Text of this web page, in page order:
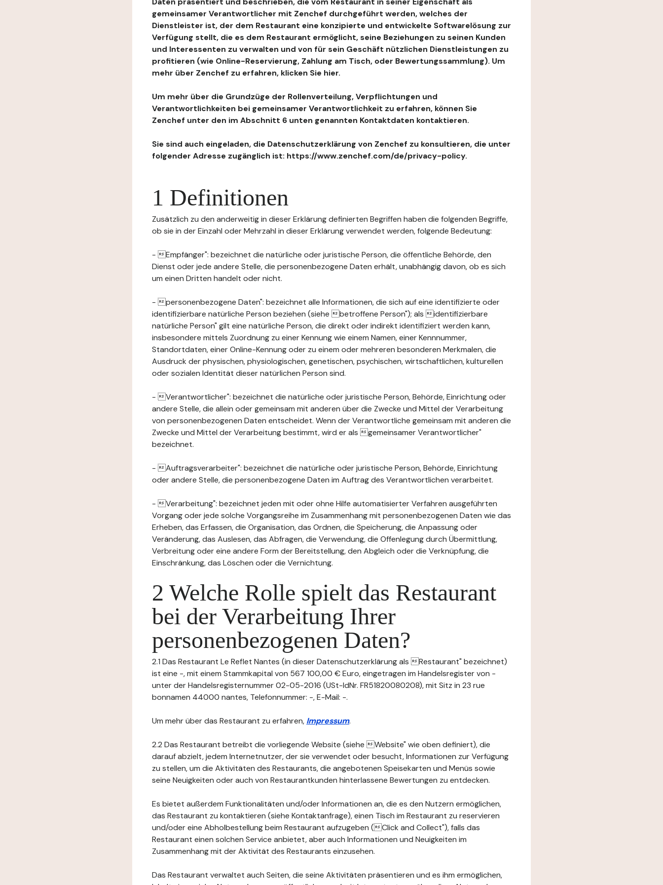
gemeinsamer Verantwortlicher mit Zenchef durchgeführt werden, welches der
Dienstleister ist, der dem Restaurant eine konzipierte und entwickelte Softwarelösung zur
Verfügung stellt, die es dem Restaurant ermöglicht, seine Beziehungen zu seinen Kunden
und Interessenten zu verwalten und von für sein Geschäft nützlichen Dienstleistungen zu
profitieren (wie Online-Reservierung, Zahlung am Tisch, oder Bewertungssammlung). Um
mehr über Zenchef zu erfahren, klicken Sie hier.
Um mehr über die Grundzüge der Rollenverteilung, Verpflichtungen und
Verantwortlichkeiten bei gemeinsamer Verantwortlichkeit zu erfahren, können Sie
Zenchef unter den im Abschnitt 6 unten genannten Kontaktdaten kontaktieren.
Sie sind auch eingeladen, die Datenschutzerklärung von Zenchef zu konsultieren, die unter
folgender Adresse zugänglich ist: https://www.zenchef.com/de/privacy-policy.
1 Definitionen
Zusätzlich zu den anderweitig in dieser Erklärung definierten Begriffen haben die folgenden Begriffe,
ob sie in der Einzahl oder Mehrzahl in dieser Erklärung verwendet werden, folgende Bedeutung:
- Empfänger": bezeichnet die natürliche oder juristische Person, die öffentliche Behörde, den
Dienst oder jede andere Stelle, die personenbezogene Daten erhält, unabhängig davon, ob es sich
um einen Dritten handelt oder nicht.
- personenbezogene Daten": bezeichnet alle Informationen, die sich auf eine identifizierte oder
identifizierbare natürliche Person beziehen (siehe betroffene Person"); als identifizierbare
natürliche Person" gilt eine natürliche Person, die direkt oder indirekt identifiziert werden kann,
insbesondere mittels Zuordnung zu einer Kennung wie einem Namen, einer Kennnummer,
Standortdaten, einer Online-Kennung oder zu einem oder mehreren besonderen Merkmalen, die
Ausdruck der physischen, physiologischen, genetischen, psychischen, wirtschaftlichen, kulturellen
oder sozialen Identität dieser natürlichen Person sind.
- Verantwortlicher": bezeichnet die natürliche oder juristische Person, Behörde, Einrichtung oder
andere Stelle, die allein oder gemeinsam mit anderen über die Zwecke und Mittel der Verarbeitung
von personenbezogenen Daten entscheidet. Wenn der Verantwortliche gemeinsam mit anderen die
Zwecke und Mittel der Verarbeitung bestimmt, wird er als gemeinsamer Verantwortlicher"
bezeichnet.
- Auftragsverarbeiter": bezeichnet die natürliche oder juristische Person, Behörde, Einrichtung
oder andere Stelle, die personenbezogene Daten im Auftrag des Verantwortlichen verarbeitet.
- Verarbeitung": bezeichnet jeden mit oder ohne Hilfe automatisierter Verfahren ausgeführten
Vorgang oder jede solche Vorgangsreihe im Zusammenhang mit personenbezogenen Daten wie das
Erheben, das Erfassen, die Organisation, das Ordnen, die Speicherung, die Anpassung oder
Veränderung, das Auslesen, das Abfragen, die Verwendung, die Offenlegung durch Übermittlung,
Verbreitung oder eine andere Form der Bereitstellung, den Abgleich oder die Verknüpfung, die
Einschränkung, das Löschen oder die Vernichtung.
2 Welche Rolle spielt das Restaurant
bei der Verarbeitung Ihrer
personenbezogenen Daten?
2.1 Das Restaurant Le Reflet Nantes (in dieser Datenschutzerklärung als Restaurant" bezeichnet)
ist eine -, mit einem Stammkapital von 567 100,00 € Euro, eingetragen im Handelsregister von -
unter der Handelsregisternummer 02-05-2016 (USt-IdNr. FR51820080208), mit Sitz in 23 rue
bonnamen 44000 nantes, Telefonnummer: -, E-Mail: -.
Um mehr über das Restaurant zu erfahren, Impressum.
2.2 Das Restaurant betreibt die vorliegende Website (siehe Website" wie oben definiert), die
darauf abzielt, jedem Internetnutzer, der sie verwendet oder besucht, Informationen zur Verfügung
zu stellen, um die Aktivitäten des Restaurants, die angebotenen Speisekarten und Menüs sowie
seine Neuigkeiten oder auch von Restaurantkunden hinterlassene Bewertungen zu entdecken.
Es bietet außerdem Funktionalitäten und/oder Informationen an, die es den Nutzern ermöglichen,
das Restaurant zu kontaktieren (siehe Kontaktanfrage), einen Tisch im Restaurant zu reservieren
und/oder eine Abholbestellung beim Restaurant aufzugeben (Click and Collect"), falls das
Restaurant einen solchen Service anbietet, aber auch Informationen und Neuigkeiten im
Zusammenhang mit der Aktivität des Restaurants einzusehen.
Das Restaurant verwaltet auch Seiten, die seine Aktivitäten präsentieren und es ihm ermöglichen,